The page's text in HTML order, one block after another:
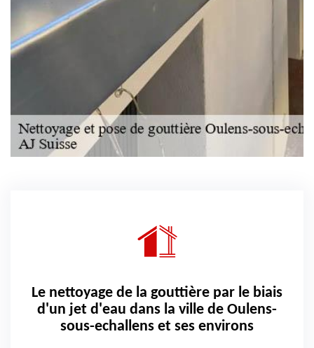
Le nettoyage de la gouttière par le biais
d'un jet d'eau dans la ville de Oulens-
sous-echallens et ses environs